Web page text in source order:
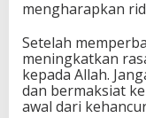
mengharapkan
Setelah
meningkatkan
kepada Allah.
dan bermaksiat
awal dari